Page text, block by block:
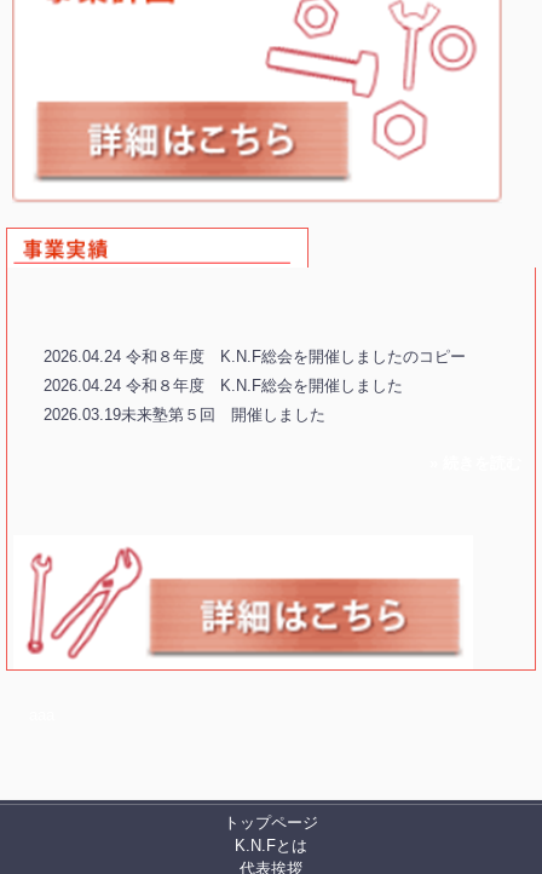
2026.04.24 令和８年度 K.N.F総会を開催しましたのコピー
2026.04.24 令和８年度 K.N.F総会を開催しました
2026.03.19未来塾第５回 開催しました
トップページ
K.N.Fとは
代表挨拶